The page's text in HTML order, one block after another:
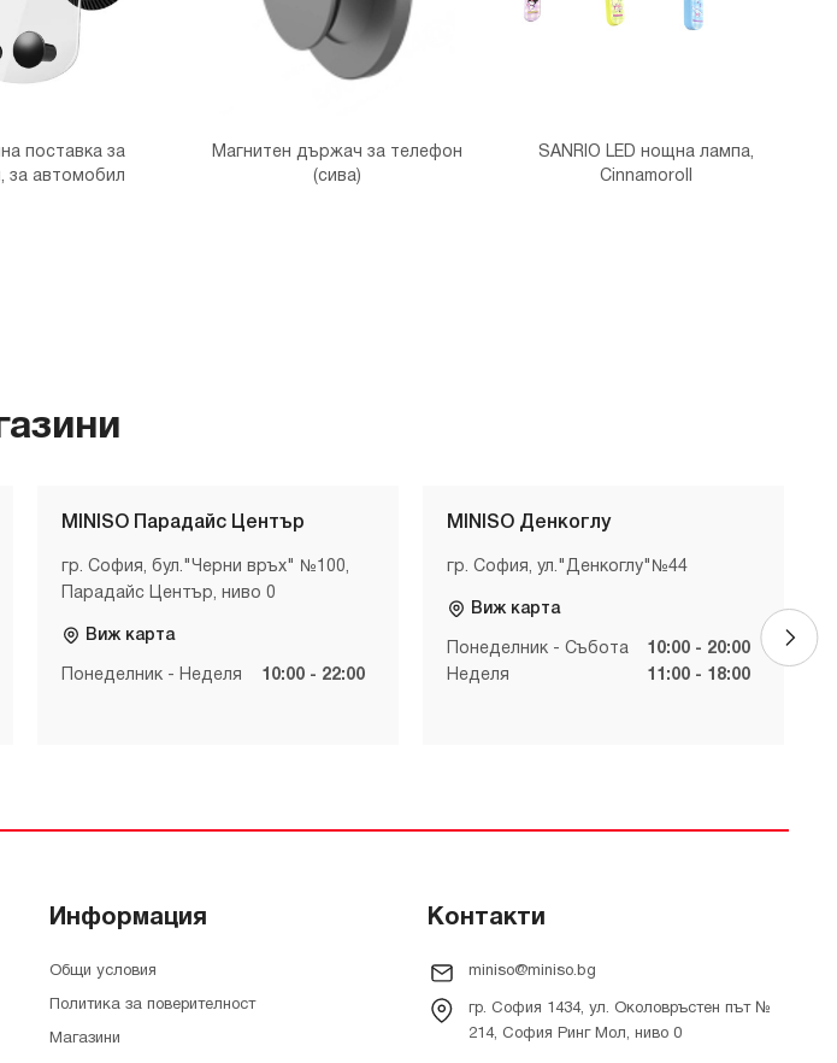
поставка за
за автомобил
Магнитен държач за телефон
(сива)
SANRIO LED нощна лампа,
Cinnamoroll
MINISO Парадайс Център
гр. София, бул."Черни връх" №100,
Парадайс Център, ниво 0
Виж карта
Понеделник - Неделя 10:00 - 22:00
MINISO Денкоглу
гр. София, ул."Денкоглу"№44
Виж карта
Понеделник - Събота
10:00 - 20:00
Неделя
11:00 - 18:00
Информация
Общи условия
Политика за поверителност
Магазини
Контакти
miniso@miniso.bg
гр. София 1434, ул. Околовръстен път №
214, София Ринг Мол, ниво 0